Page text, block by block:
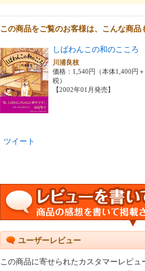
この商品をご覧のお客様は、こんな商品
しばわんこの和のこころ
川浦良枝
価格：1,540円（本体1,400円＋
税）
【2002年01月発売】
ツイート
ユーザーレビュー
この商品に寄せられたカスタマーレビュ